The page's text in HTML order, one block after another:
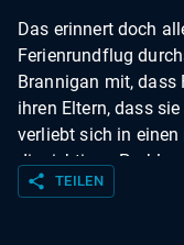
Das erinnert doch
Ferienrundflug
Brannigan mit, dass
ihren Eltern, dass
verliebt sich in einen
die richtigen
auf etwas
share TEILEN